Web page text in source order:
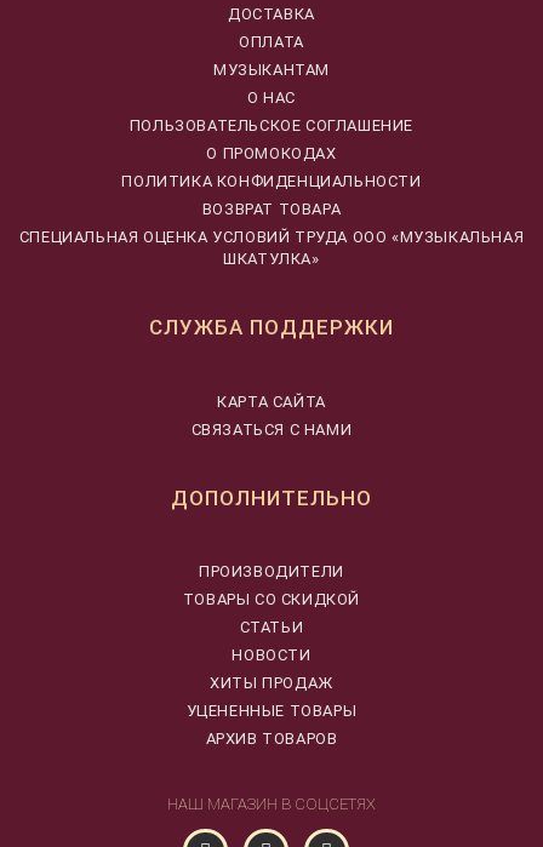
ДОСТАВКА
ОПЛАТА
МУЗЫКАНТАМ
О НАС
ПОЛЬЗОВАТЕЛЬСКОЕ СОГЛАШЕНИЕ
О ПРОМОКОДАХ
ПОЛИТИКА КОНФИДЕНЦИАЛЬНОСТИ
ВОЗВРАТ ТОВАРА
CПЕЦИАЛЬНАЯ ОЦЕНКА УСЛОВИЙ ТРУДА ООО «МУЗЫКАЛЬНАЯ
ШКАТУЛКА»
СЛУЖБА ПОДДЕРЖКИ
КАРТА САЙТА
СВЯЗАТЬСЯ С НАМИ
ДОПОЛНИТЕЛЬНО
ПРОИЗВОДИТЕЛИ
ТОВАРЫ СО СКИДКОЙ
СТАТЬИ
НОВОСТИ
ХИТЫ ПРОДАЖ
УЦЕНЕННЫЕ ТОВАРЫ
АРХИВ ТОВАРОВ
НАШ МАГАЗИН В СОЦСЕТЯХ